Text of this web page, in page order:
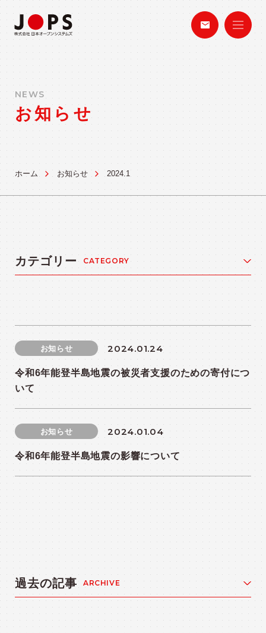
NEWS
お知らせ
ホーム お知らせ 2024.1
お知らせ 2024.01.24
令和6年能登半島地震の被災者支援のための寄付につ
いて
お知らせ 2024.01.04
令和6年能登半島地震の影響について
カテゴリー CATEGORY
過去の記事 ARCHIVE